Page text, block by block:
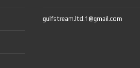
gulfstream.ltd.1@gmail.com